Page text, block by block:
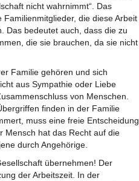
nicht wahrnimmt“. Das
die diese Arbeit
Das bedeutet auch, dass die zu
die sie brauchen, da sie nicht
Familie gehören und sich
aus Sympathie oder Liebe
von Menschen.
finden in der Familie
muss eine freie Entscheidung
Mensch hat das Recht auf die
durch Angehörige.
übernehmen! Der
der Arbeitszeit. In der